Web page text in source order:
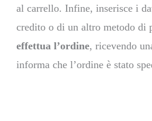
al carrello. Infine, inserisce i
credito o di un altro metodo di
effettua l’ordine, ricevendo
informa che l’ordine è stato